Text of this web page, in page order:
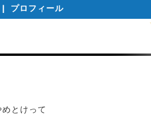
| プロフィール
とけって